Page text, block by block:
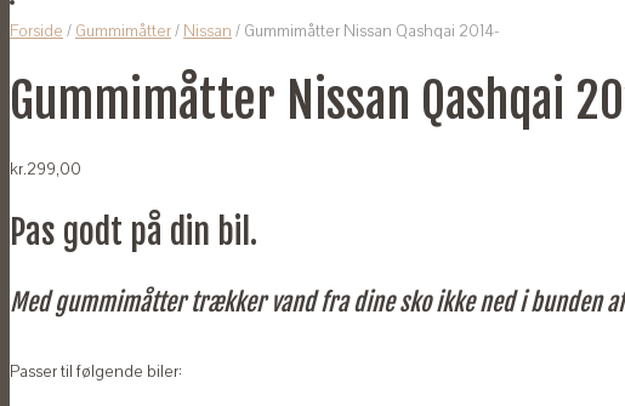
Forside / Gummimåtter/ Nissan / Gummimåtter Nissan Qashqai 2014-
Gummimåtter Nissan Qashqai
kr.299,00
Pas godt på din bil.
Med gummimåtter trækker vand fra dine sko ikke ned i bunden
Passer til følgende biler: